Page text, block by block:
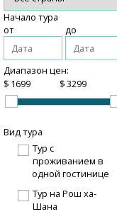
Начало тура
от
до
Диапазон цен:
$
$
Вид тура
Тур с
проживанием в
одной гостинице
Тур на Рош ха-
Шана